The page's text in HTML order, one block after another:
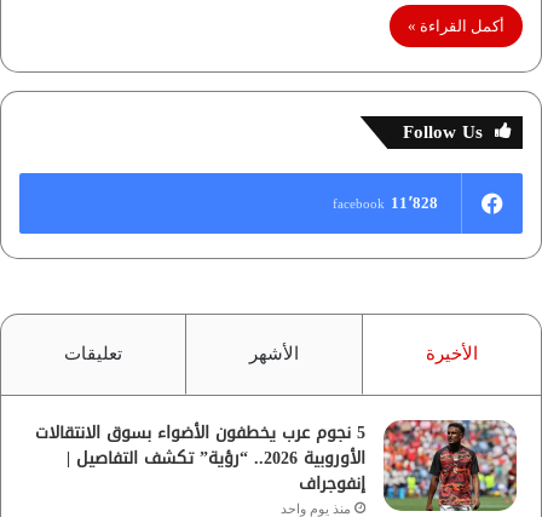
أكمل القراءة »
Follow Us
11٬828 facebook
الأخيرة الأشهر تعليقات
5 نجوم عرب يخطفون الأضواء بسوق الانتقالات
الأوروبية 2026.. “رؤية” تكشف التفاصيل |
إنفوجراف
منذ يوم واحد